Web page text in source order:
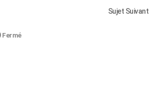
Sujet Suivant
Fermé